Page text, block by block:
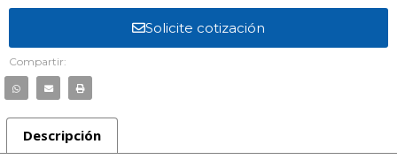
Solicite cotización
Compartir:
Descripción